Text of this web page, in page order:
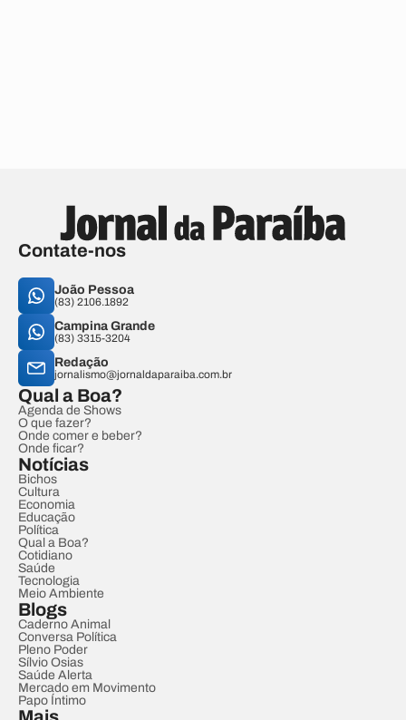
Contate-nos
João Pessoa
(83) 2106.1892
Campina Grande
(83) 3315-3204
Redação
jornalismo@jornaldaparaiba.com.br
Qual a Boa?
Agenda de Shows
O que fazer?
Onde comer e beber?
Onde ficar?
Notícias
Bichos
Cultura
Economia
Educação
Política
Qual a Boa?
Cotidiano
Saúde
Tecnologia
Meio Ambiente
Blogs
Caderno Animal
Conversa Política
Pleno Poder
Sílvio Osias
Saúde Alerta
Mercado em Movimento
Papo Íntimo